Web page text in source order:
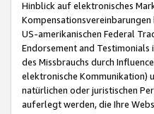
Hinblick auf elektronisches
US-amerikanischen Federal
Endorsement and
des Missbrauchs durch
elektronische Kommunikation)
natürlichen oder juristischen
auferlegt werden, die Ihre